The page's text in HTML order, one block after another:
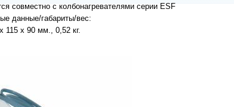
совместно с колбонагревателями серии ESF
данные/габариты/вес:
115 х 90 мм., 0,52 кг.